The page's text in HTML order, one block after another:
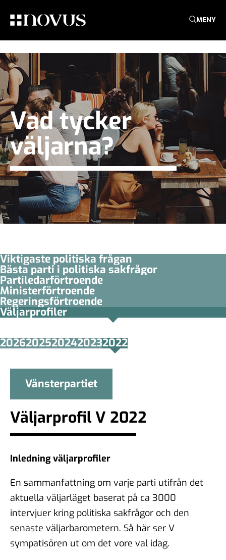
MENY
Vad tycker
väljarna?
Viktigaste politiska frågan
Bästa parti i politiska sakfrågor
Partiledar­förtroende
Minister­­förtroende
Regerings­förtroende
Väljarprofiler
20262025202420232022
Vänsterpartiet
Väljarprofil V 2022
Inledning väljarprofiler
En sammanfattning om varje parti utifrån det
aktuella väljarläget baserat på ca 3000
intervjuer kring politiska sakfrågor och den
senaste väljarbarometern. Så här ser V
sympatisören ut om det vore val idag.